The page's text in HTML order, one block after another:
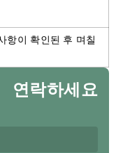
항이 확인된 후 며칠
연락하세요